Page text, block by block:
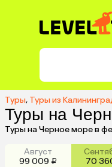
Туры, Туры из
Туры на
Туры на Черное море в
Август
99 009 ₽
70